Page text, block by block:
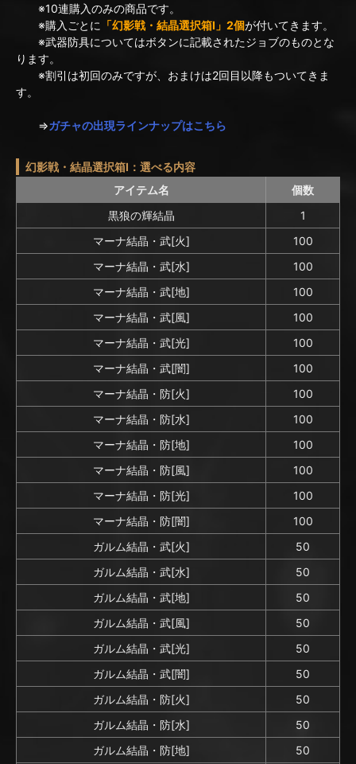
※10連購入のみの商品です。
※購入ごとに 「幻影戦・結晶選択箱I」2個が付いてきます。
※武器防具についてはボタンに記載されたジョブのものとな
ります。
※割引は初回のみですが、おまけは2回目以降もついてきま
す。
⇒ガチャの出現ラインナップはこちら
幻影戦・結晶選択箱I：選べる内容
アイテム名
個数
黒狼の輝結晶
1
マーナ結晶・武[火]
100
マーナ結晶・武[水]
100
マーナ結晶・武[地]
100
マーナ結晶・武[風]
100
マーナ結晶・武[光]
100
マーナ結晶・武[闇]
100
マーナ結晶・防[火]
100
マーナ結晶・防[水]
100
マーナ結晶・防[地]
100
マーナ結晶・防[風]
100
マーナ結晶・防[光]
100
マーナ結晶・防[闇]
100
ガルム結晶・武[火]
50
ガルム結晶・武[水]
50
ガルム結晶・武[地]
50
ガルム結晶・武[風]
50
ガルム結晶・武[光]
50
ガルム結晶・武[闇]
50
ガルム結晶・防[火]
50
ガルム結晶・防[水]
50
ガルム結晶・防[地]
50